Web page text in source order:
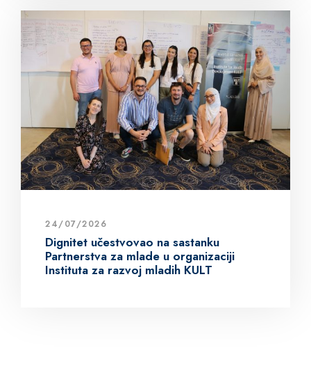
24/07/2026
Dignitet učestvovao na sastanku
Partnerstva za mlade u organizaciji
Instituta za razvoj mladih KULT